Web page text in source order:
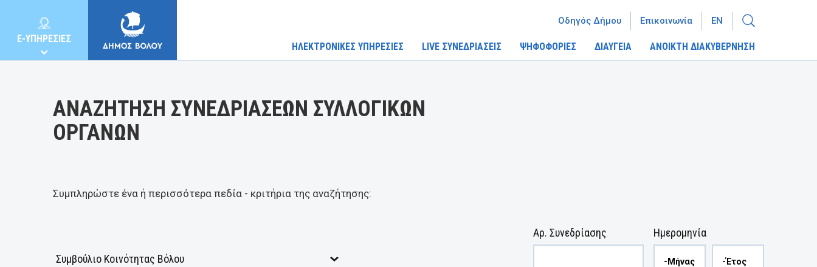
E-ΥΠΗΡΕΣΙΕΣ
ΗΛΕΚΤΡΟΝΙΚΕΣ ΥΠΗΡΕΣΙΕΣ LIVE ΣΥΝΕΔΡΙΑΣΕΙΣ ΨΗΦΟΦΟΡΙΕΣ ΔΙΑΥΓΕΙΑ ΑΝΟΙΚΤΗ ΔΙΑΚΥΒΕΡΝΗΣΗ
Οδηγός Δήμου Επικοινωνία EN
ΑΝΑΖΗΤΗΣΗ ΣΥΝΕΔΡΙΑΣΕΩΝ ΣΥΛΛΟΓΙΚΩΝ
ΟΡΓΑΝΩΝ
Συμπληρώστε ένα ή περισσότερα πεδία - κριτήρια της αναζήτησης:
Ημερομηνία
Αρ. Συνεδρίασης